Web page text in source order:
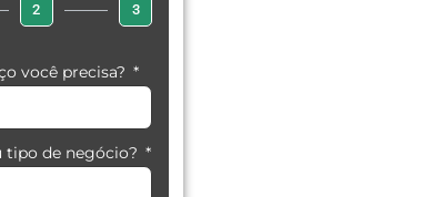
2 3
você precisa?
tipo de negócio?